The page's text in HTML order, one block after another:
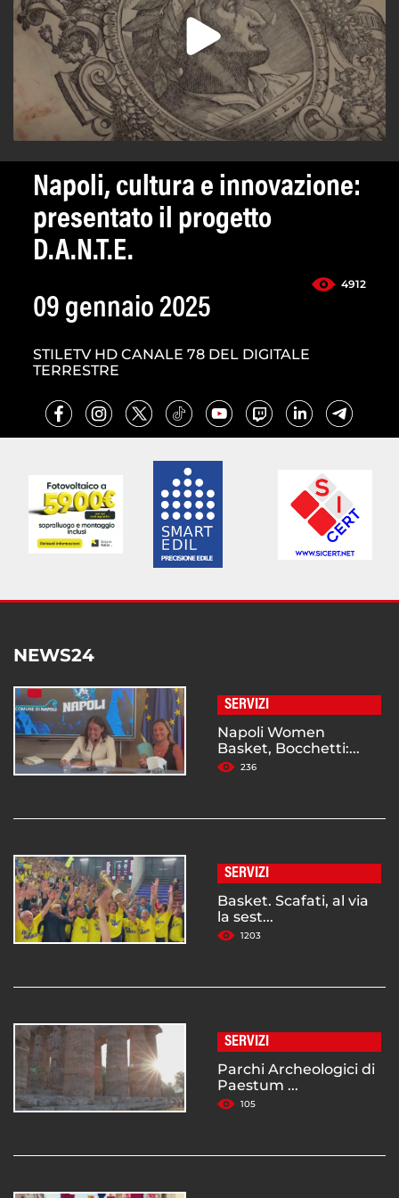
Napoli, cultura e innovazione:
presentato il progetto
D.A.N.T.E.
4912
09 gennaio 2025
STILETV HD CANALE 78 DEL DIGITALE
TERRESTRE
NEWS24
SERVIZI
Napoli Women
Basket, Bocchetti:...
236
SERVIZI
Basket. Scafati, al via
la sest...
1203
SERVIZI
Parchi Archeologici di
Paestum ...
105